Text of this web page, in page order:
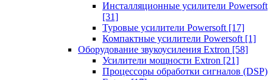
Инсталляционные усилители Powersoft
[31]
Туровые усилители Powersoft [17]
Компактные усилители Powersoft [1]
Оборудование звукоусиления Extron [58]
Усилители мощности Extron [21]
Процессоры обработки сигналов (DSP)